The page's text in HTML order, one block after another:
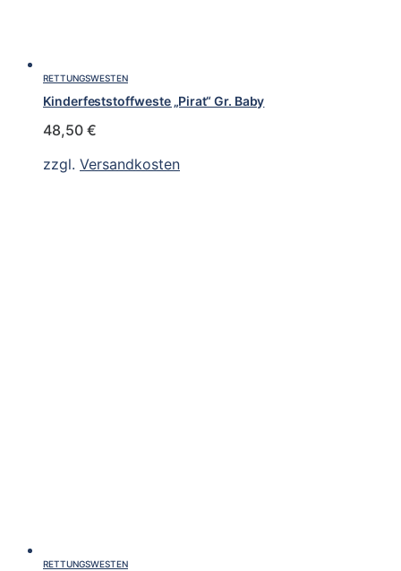
RETTUNGSWESTEN
Kinderfeststoffweste „Pirat“ Gr. Baby
48,50 €
zzgl. Versandkosten
RETTUNGSWESTEN